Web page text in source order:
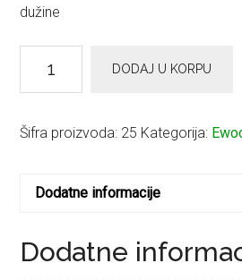
dužine
Wheel
količina
DODAJ U KORPU
Šifra proizvoda: 25 Kategorija:
Dodatne informacije
Dodatne